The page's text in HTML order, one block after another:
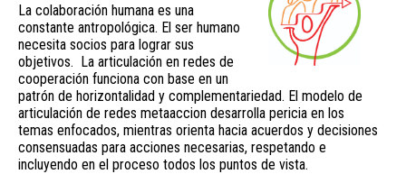
La colaboración humana es una
constante antropológica. El ser humano
necesita socios para lograr sus
objetivos. La articulación en redes de
cooperación funciona con base en un
patrón de horizontalidad y complementariedad. El modelo de
articulación de redes metaaccion desarrolla pericia en los
temas enfocados, mientras orienta hacia acuerdos y decisiones
consensuadas para acciones necesarias, respetando e
incluyendo en el proceso todos los puntos de vista.